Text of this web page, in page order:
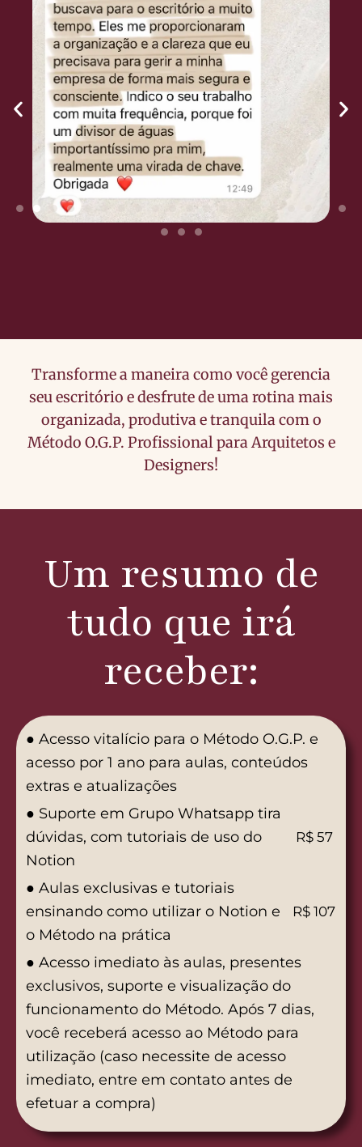
Transforme a maneira como você gerencia
seu escritório e desfrute de uma rotina mais
organizada, produtiva e tranquila com o
Método O.G.P. Profissional para Arquitetos e
Designers!
Um resumo de
tudo que irá
receber:
● Acesso vitalício para o Método O.G.P. e
acesso por 1 ano para aulas, conteúdos
extras e atualizações
● Suporte em Grupo Whatsapp tira
dúvidas, com tutoriais de uso do
Notion
R$ 57
● Aulas exclusivas e tutoriais
ensinando como utilizar o Notion e
o Método na prática
R$ 107
● Acesso imediato às aulas, presentes
exclusivos, suporte e visualização do
funcionamento do Método. Após 7 dias,
você receberá acesso ao Método para
utilização (caso necessite de acesso
imediato, entre em contato antes de
efetuar a compra)